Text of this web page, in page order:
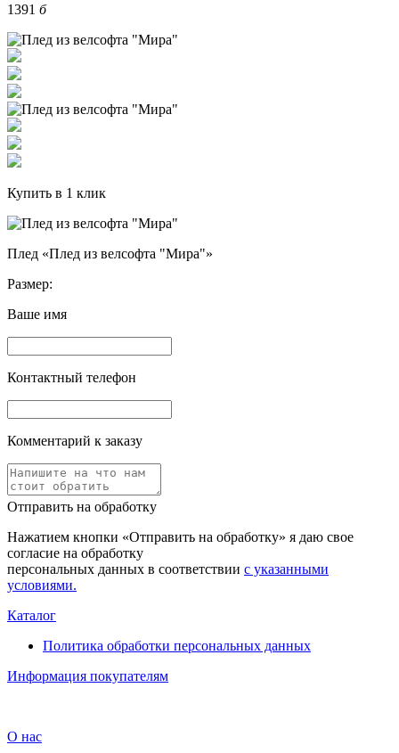
1391 б
Купить в 1 клик
Плед «Плед из велсофта "Мира"»
Размер:
Ваше имя
Контактный телефон
Комментарий к заказу
Отправить на обработку
Нажатием кнопки «Отправить на обработку» я даю свое
согласие на обработку
персональных данных в соответствии с указанными
условиями.
Каталог
Политика обработки персональных данных
Информация покупателям
О нас